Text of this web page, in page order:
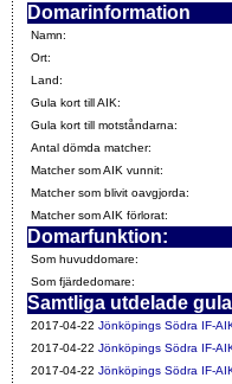
Domarinformation
Namn:
Ort:
Land:
Gula kort till AIK:
Gula kort till motståndarna:
Antal dömda matcher:
Matcher som AIK vunnit:
Matcher som blivit oavgjorda:
Matcher som AIK förlorat:
Domarfunktion:
Som huvuddomare:
Som fjärdedomare:
Samtliga utdelade
2017-04-22 Jönköpings Södra IF-
2017-04-22 Jönköpings Södra IF-
2017-04-22 Jönköpings Södra IF-